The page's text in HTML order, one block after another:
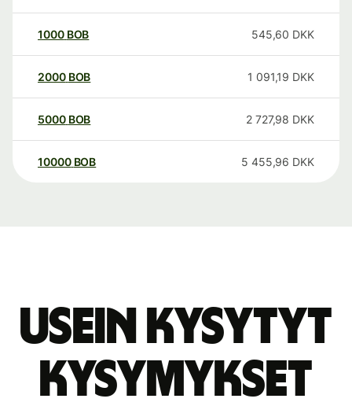
1000 BOB 545,60 DKK
2000 BOB 1 091,19 DKK
5000 BOB 2 727,98 DKK
10000 BOB 5 455,96 DKK
Usein kysytyt
kysymykset